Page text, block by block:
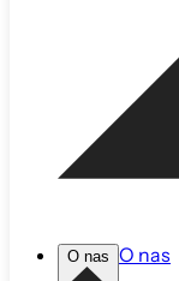
O nas O nas